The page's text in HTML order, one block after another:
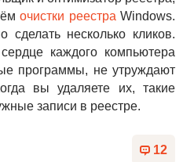
очистки реестра Windows.
несколько кликов.
каждого компьютера
программы, не утруждают
вы удаляете их, такие
записи в реестре.
12